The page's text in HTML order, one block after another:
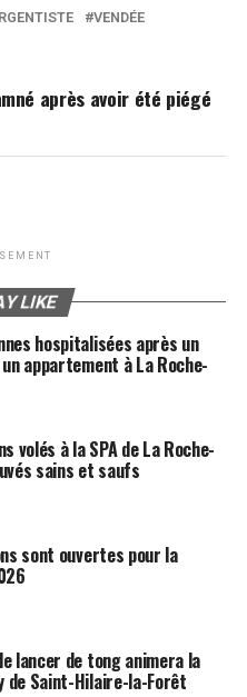
VENDÉE
après avoir été piégé
LIKE
hospitalisées après un
appartement à La Roche-
volés à la SPA de La Roche-
sains et saufs
sont ouvertes pour la
lancer de tong animera la
de Saint-Hilaire-la-Forêt